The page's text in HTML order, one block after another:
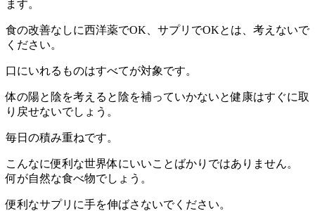
ます。
食の改善なしに西洋薬でOK、サプリでOKとは、考えないで
ください。
口にいれるものはすべてが対象です。
体の陽と陰を考えると陰を補っていかないと健康はすぐに取
り戻せないでしょう。
毎日の積み重ねです。
こんなに便利な世界体にいいことばかりではありません。
何が自然な食べ物でしょう。
便利なサプリに手を伸ばさないでください。